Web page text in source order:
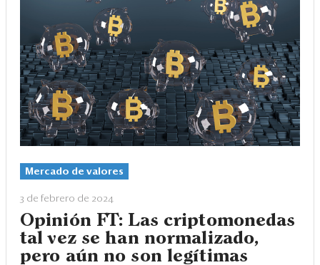
Mercado de valores
3 de febrero de 2024
Opinión FT: Las criptomonedas
tal vez se han normalizado,
pero aún no son legítimas